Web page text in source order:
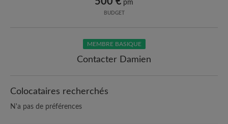
pm
BUDGET
MEMBRE BASIQUE
Contacter Damien
Colocataires recherchés
N'a pas de préférences